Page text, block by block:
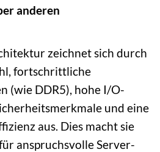
anderen
zeichnet sich durch
fortschrittliche
(wie DDR5), hohe I/O-
und eine
aus. Dies macht sie
anspruchsvolle Server-